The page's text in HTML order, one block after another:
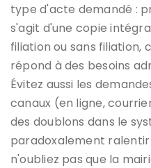
type d'acte demandé :
s'agit d'une copie
filiation ou sans filiation,
répond à des besoins
Évitez aussi les
canaux (en ligne,
des doublons dans le
paradoxalement
n'oubliez pas que la